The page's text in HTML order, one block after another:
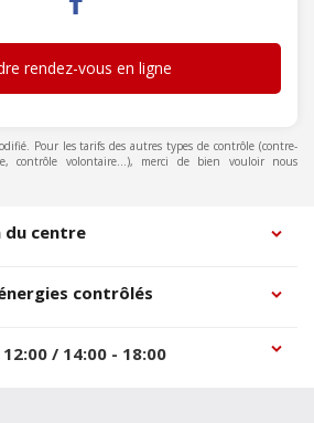
rendez-vous en ligne
Pour les tarifs des autres types de contrôle (contre-
contrôle volontaire...), merci de bien vouloir nous
du centre
contrôlés
/ 14:00 - 18:00